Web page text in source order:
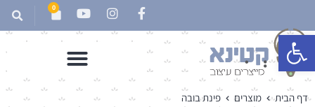
פתח סרגל נגישות
0
דף הבית מוצרים פינת בובה